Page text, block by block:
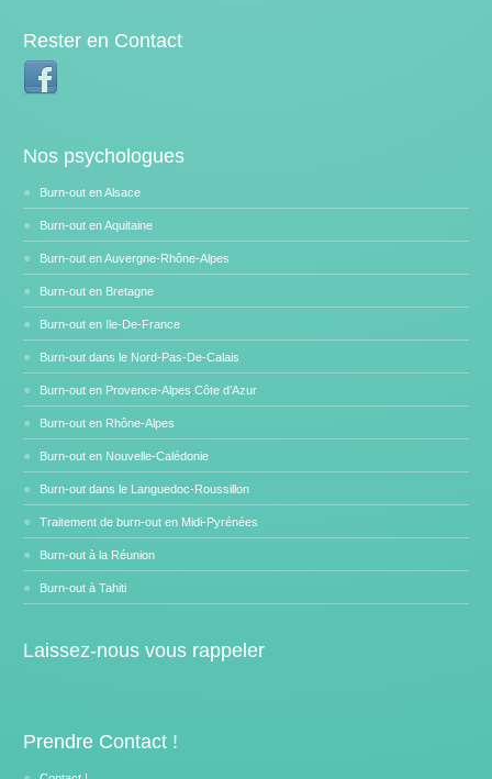
Rester en Contact
Nos psychologues
Burn-out en Alsace
Burn-out en Aquitaine
Burn-out en Auvergne-Rhône-Alpes
Burn-out en Bretagne
Burn-out en Ile-De-France
Burn-out dans le Nord-Pas-De-Calais
Burn-out en Provence-Alpes Côte d’Azur
Burn-out en Rhône-Alpes
Burn-out en Nouvelle-Calédonie
Burn-out dans le Languedoc-Roussillon
Traitement de burn-out en Midi-Pyrénées
Burn-out à la Réunion
Burn-out à Tahiti
Laissez-nous vous rappeler
Prendre Contact !